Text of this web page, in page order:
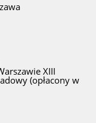
XIII
(opłacony w